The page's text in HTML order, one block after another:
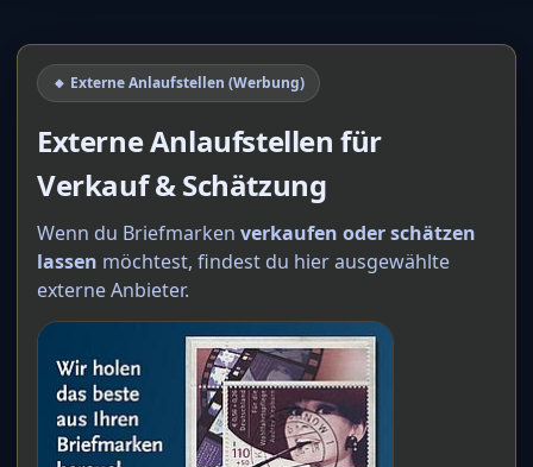
🔸 Externe Anlaufstellen (Werbung)
Externe Anlaufstellen für
Verkauf & Schätzung
Wenn du Briefmarken verkaufen oder schätzen
lassen möchtest, findest du hier ausgewählte
externe Anbieter.